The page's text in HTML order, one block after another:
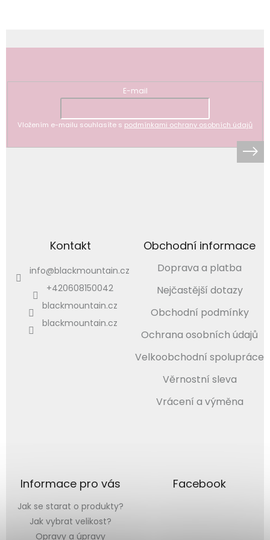
E-mail
Vložením e-mailu souhlasíte s podmínkami ochrany osobních údajů
Kontakt
info@blackmountain.cz
+420608150042
blackmountain.cz
blackmountain.cz
Obchodní informace
Doprava a platba
Nejčastější dotazy
Obchodní podmínky
Ochrana osobních údajů
Velkoobchodní spolupráce
Věrnostní sleva
Vrácení a výměna
Informace pro vás
Jak se starat o produkty?
Jak vybrat velikost?
Opravy a úpravy
Facebook